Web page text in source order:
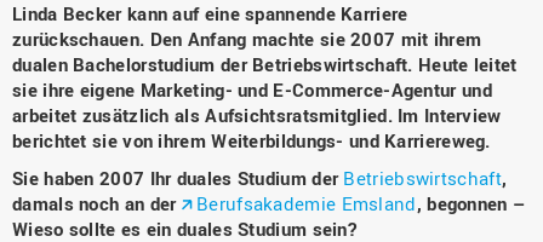
Linda Becker kann auf eine spannende Karriere
zurückschauen. Den Anfang machte sie 2007 mit ihrem
dualen Bachelorstudium der Betriebswirtschaft. Heute leitet
sie ihre eigene Marketing- und E-Commerce-Agentur und
arbeitet zusätzlich als Aufsichtsratsmitglied. Im Interview
berichtet sie von ihrem Weiterbildungs- und Karriereweg.
Sie haben 2007 Ihr duales Studium der Betriebswirtschaft,
damals noch an der
Berufsakademie Emsland, begonnen –
Wieso sollte es ein duales Studium sein?